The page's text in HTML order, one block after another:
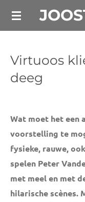
Ga
deVirtuoos
deeg
Wat moet het een
voorstelling te
fysieke, rauwe,
spelen Peter
met meel en met
hilarische scènes.